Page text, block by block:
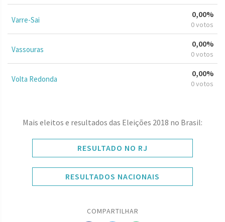
Varre-Sai
0,00%
0 votos
Vassouras
0,00%
0 votos
Volta Redonda
0,00%
0 votos
Mais eleitos e resultados das Eleições 2018 no Brasil:
RESULTADO NO RJ
RESULTADOS NACIONAIS
COMPARTILHAR